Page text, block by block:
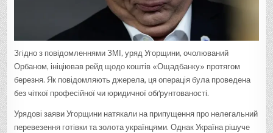
Згідно з повідомленнями ЗМІ, уряд Угорщини, очолюваний
Орбаном, ініціював рейд щодо коштів «Ощадбанку» протягом
березня. Як повідомляють джерела, ця операція була проведена
без чіткої професійної чи юридичної обґрунтованості.
Урядові заяви Угорщини натякали на припущення про нелегальний
перевезення готівки та золота українцями. Однак Україна рішуче